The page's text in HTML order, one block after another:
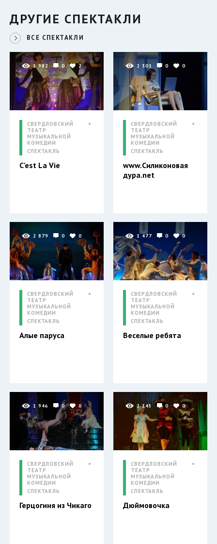
ДРУГИЕ СПЕКТАКЛИ
ВСЕ СПЕКТАКЛИ
1 982 0 2
СВЕРДЛОВСКИЙ
ТЕАТР
МУЗЫКАЛЬНОЙ
КОМЕДИИ
СПЕКТАКЛЬ
C'est La Vie
2 301 0 0
СВЕРДЛОВСКИЙ
ТЕАТР
МУЗЫКАЛЬНОЙ
КОМЕДИИ
СПЕКТАКЛЬ
www.Силиконовая
дура.net
2 879 0 0
СВЕРДЛОВСКИЙ
ТЕАТР
МУЗЫКАЛЬНОЙ
КОМЕДИИ
СПЕКТАКЛЬ
Алые паруса
1 477 0 0
СВЕРДЛОВСКИЙ
ТЕАТР
МУЗЫКАЛЬНОЙ
КОМЕДИИ
СПЕКТАКЛЬ
Веселые ребята
1 946 0 0
СВЕРДЛОВСКИЙ
ТЕАТР
МУЗЫКАЛЬНОЙ
КОМЕДИИ
СПЕКТАКЛЬ
Герцогиня из Чикаго
2 145 0 0
СВЕРДЛОВСКИЙ
ТЕАТР
МУЗЫКАЛЬНОЙ
КОМЕДИИ
СПЕКТАКЛЬ
Дюймовочка